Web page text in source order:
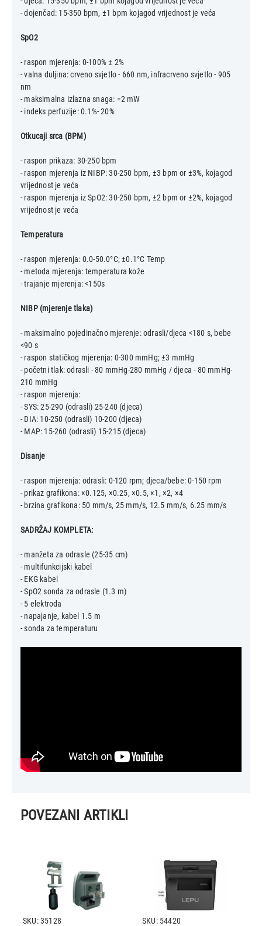
- dojenčad: 15-350 bpm, ±1 bpm kojagod vrijednost je veća
SpO2
- raspon mjerenja: 0-100% ± 2%
- valna duljina: crveno svjetlo - 660 nm, infracrveno svjetlo - 905
nm
- maksimalna izlazna snaga: =2 mW
- indeks perfuzije: 0.1%- 20%
Otkucaji srca (BPM)
- raspon prikaza: 30-250 bpm
- raspon mjerenja iz NIBP: 30-250 bpm, ±3 bpm or ±3%, kojagod
vrijednost je veća
- raspon mjerenja iz SpO2: 30-250 bpm, ±2 bpm or ±2%, kojagod
vrijednost je veća
Temperatura
- raspon mjerenja: 0.0-50.0°C; ±0.1°C Temp
- metoda mjerenja: temperatura kože
- trajanje mjerenja: <150s
NIBP (mjerenje tlaka)
- maksimalno pojedinačno mjerenje: odrasli/djeca <180 s, bebe
<90 s
- raspon statičkog mjerenja: 0-300 mmHg; ±3 mmHg
- početni tlak: odrasli - 80 mmHg-280 mmHg / djeca - 80 mmHg-
210 mmHg
- raspon mjerenja:
- SYS: 25-290 (odrasli) 25-240 (djeca)
- DIA: 10-250 (odrasli) 10-200 (djeca)
- MAP: 15-260 (odrasli) 15-215 (djeca)
Disanje
- raspon mjerenja: odrasli: 0-120 rpm; djeca/bebe: 0-150 rpm
- prikaz grafikona: ×0.125, ×0.25, ×0.5, ×1, ×2, ×4
- brzina grafikona: 50 mm/s, 25 mm/s, 12.5 mm/s, 6.25 mm/s
SADRŽAJ KOMPLETA:
- manžeta za odrasle (25-35 cm)
- multifunkcijski kabel
- EKG kabel
- SpO2 sonda za odrasle (1.3 m)
- 5 elektroda
- napajanje, kabel 1.5 m
- sonda za temperaturu
POVEZANI ARTIKLI
SKU: 35128 SKU: 54420